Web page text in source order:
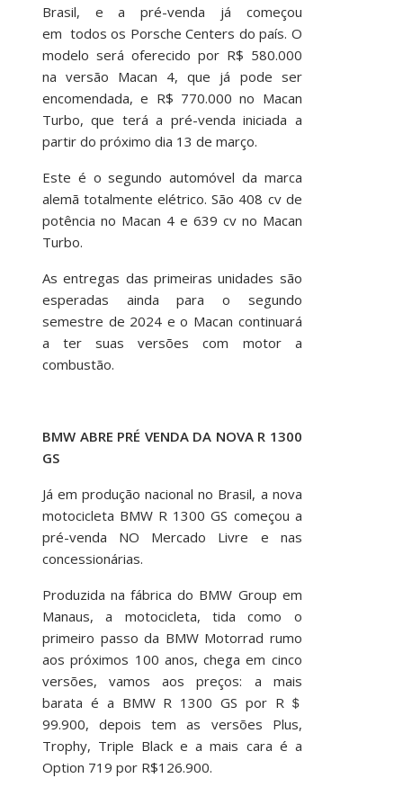
Brasil, e a pré-venda já começou
em todos os Porsche Centers do país. O
modelo será oferecido por R$ 580.000
na versão Macan 4, que já pode ser
encomendada, e R$ 770.000 no Macan
Turbo, que terá a pré-venda iniciada a
partir do próximo dia 13 de março.
Este é o segundo automóvel da marca
alemã totalmente elétrico. São 408 cv de
potência no Macan 4 e 639 cv no Macan
Turbo.
As entregas das primeiras unidades são
esperadas ainda para o segundo
semestre de 2024 e o Macan continuará
a ter suas versões com motor a
combustão.
BMW ABRE PRÉ VENDA DA NOVA R 1300
GS
Já em produção nacional no Brasil, a nova
motocicleta BMW R 1300 GS começou a
pré-venda NO Mercado Livre e nas
concessionárias.
Produzida na fábrica do BMW Group em
Manaus, a motocicleta, tida como o
primeiro passo da BMW Motorrad rumo
aos próximos 100 anos, chega em cinco
versões, vamos aos preços: a mais
barata é a BMW R 1300 GS por R＄
99.900, depois tem as versões Plus,
Trophy, Triple Black e a mais cara é a
Option 719 por R$126.900.